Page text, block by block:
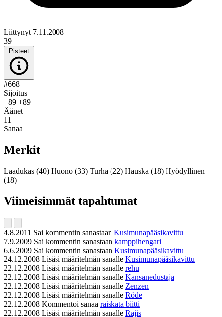
Liittynyt 7.11.2008
39
Pisteet
#668
Sijoitus
+89 +89
Äänet
11
Sanaa
Merkit
Laadukas (40) Huono (33) Turha (22) Hauska (18) Hyödyllinen
(18)
Viimeisimmät tapahtumat
4.8.2011 Sai kommentin sanastaan Kusimunapääsikavittu
7.9.2009 Sai kommentin sanastaan kamppihengari
6.6.2009 Sai kommentin sanastaan Kusimunapääsikavittu
24.12.2008 Lisäsi määritelmän sanalle Kusimunapääsikavittu
22.12.2008 Lisäsi määritelmän sanalle rehu
22.12.2008 Lisäsi määritelmän sanalle Kansanedustaja
22.12.2008 Lisäsi määritelmän sanalle Zenzen
22.12.2008 Lisäsi määritelmän sanalle Röde
22.12.2008 Kommentoi sanaa raiskata biitti
22.12.2008 Lisäsi määritelmän sanalle Rajis